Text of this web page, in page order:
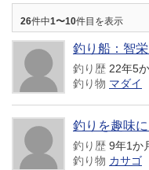
26件中1〜10件目を表示
釣り船：智
釣り歴 22年5
釣り物 マダイ
釣りを趣味
釣り歴 9年1か
釣り物 カサゴ